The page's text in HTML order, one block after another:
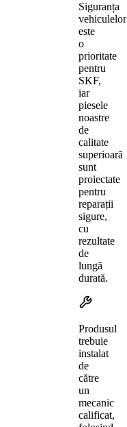
Siguranța
vehiculelor
este
o
prioritate
pentru
SKF,
iar
piesele
noastre
de
calitate
superioară
sunt
proiectate
pentru
reparații
sigure,
cu
rezultate
de
lungă
durată.
Produsul
trebuie
instalat
de
către
un
mecanic
calificat,